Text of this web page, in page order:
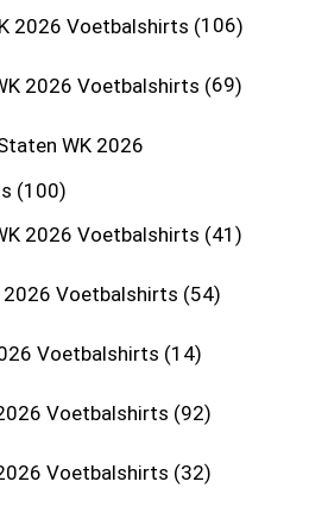
2026 Voetbalshirts 106
2026 Voetbalshirts 69
WK 2026
100
2026 Voetbalshirts 41
2026 Voetbalshirts 54
Voetbalshirts 14
Voetbalshirts 92
Voetbalshirts 32